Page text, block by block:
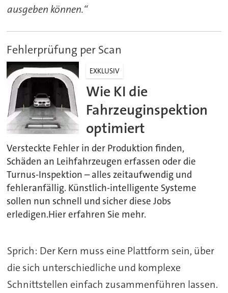
ausgeben können.“
Fehlerprüfung per Scan
EXKLUSIV
Wie KI die
Fahrzeuginspektion
optimiert
Versteckte Fehler in der Produktion finden,
Schäden an Leihfahrzeugen erfassen oder die
Turnus-Inspektion – alles zeitaufwendig und
fehleranfällig. Künstlich-intelligente Systeme
sollen nun schnell und sicher diese Jobs
erledigen.Hier erfahren Sie mehr.
Sprich: Der Kern muss eine Plattform sein, über
die sich unterschiedliche und komplexe
Schnittstellen einfach zusammenführen lassen.